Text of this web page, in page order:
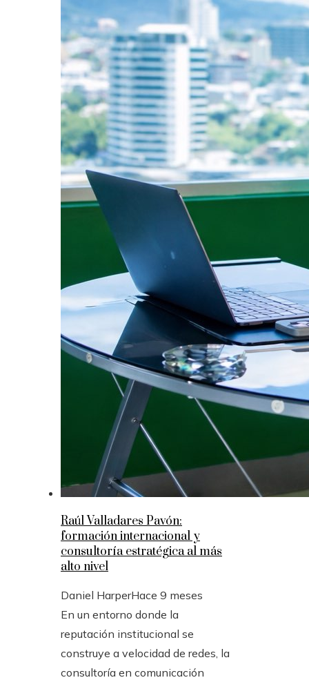
Raúl Valladares Pavón:
formación internacional y
consultoría estratégica al más
alto nivel
Daniel HarperHace 9 meses
En un entorno donde la
reputación institucional se
construye a velocidad de redes, la
consultoría en comunicación